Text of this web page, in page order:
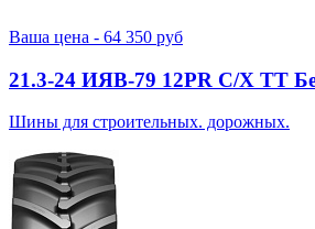
Ваша цена - 64 350 руб
21.3-24 ИЯВ-79 12PR С/Х TT
Шины для строительных. дорожных.